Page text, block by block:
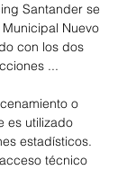
Santander se
Nuevo
con los dos
...
o
es utilizado
estadísticos.
técnico